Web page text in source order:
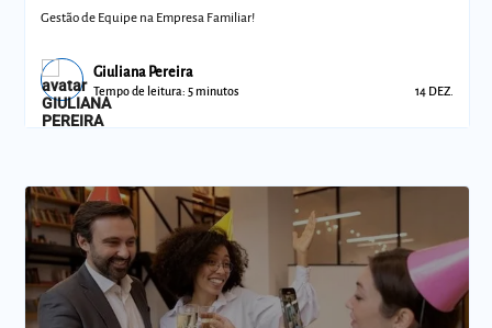
Gestão de Equipe na Empresa Familiar!
Giuliana Pereira
Tempo de leitura: 5 minutos 14 DEZ.